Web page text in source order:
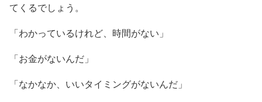
てくるでしょう。
「わかっているけれど、時間がない」
「お金がないんだ」
「なかなか、いいタイミングがないんだ」